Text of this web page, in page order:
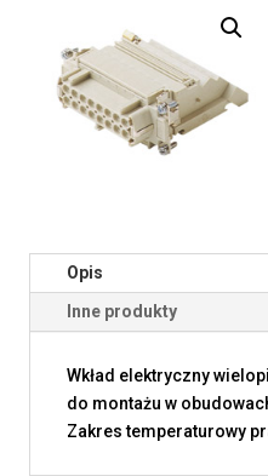
Opis
Inne produkty
Wkład elektryczny
do montażu w
Zakres temperaturowy